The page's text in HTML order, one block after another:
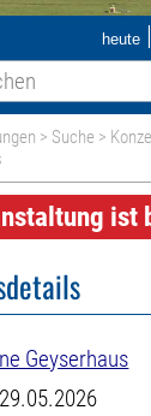
heute |
> Suche >
ist
Geyserhaus